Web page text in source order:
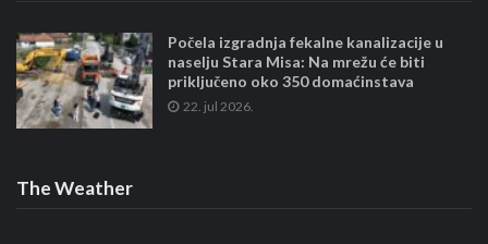
Počela izgradnja fekalne kanalizacije u
naselju Stara Misa: Na mrežu će biti
priključeno oko 350 domaćinstava
22. jul 2026.
The Weather